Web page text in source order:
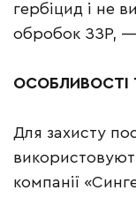
гербіцид і не
обробок ЗЗР, —
ОСОБЛИВОСТІ
Для захисту
компанії